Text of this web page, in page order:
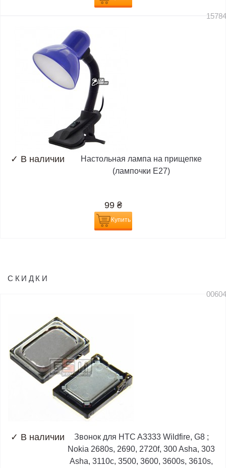
✓ В наличии
Настольная лампа на прищепке
(лампочки E27)
99 ₴
Купить
СКИДКИ
✓ В наличии
Звонок для HTC A3333 Wildfire, G8 ;
Nokia 2680s, 2690, 2720f, 300 Asha, 303
Asha, 3110c, 3500, 3600, 3600s, 3610s,